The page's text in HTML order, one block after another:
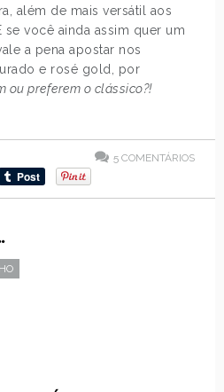
além de mais versátil aos
se você ainda assim quer um
a pena apostar nos
e rosé gold, por
ou preferem o clássico?!
5 COMENTÁRIOS